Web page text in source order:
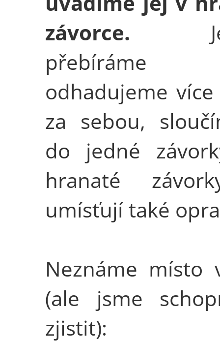
závorce.
přebíráme
odhadujeme
za sebou,
do jedné
hranaté
umísťují také
Neznáme místo
(ale jsme
zjistit):